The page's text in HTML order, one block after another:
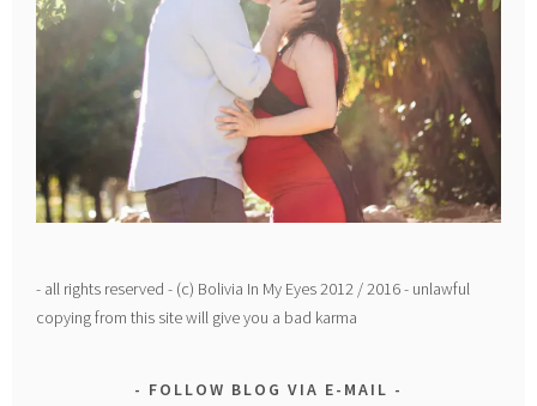
- all rights reserved - (c) Bolivia In My Eyes 2012 / 2016 - unlawful
copying from this site will give you a bad karma
FOLLOW BLOG VIA E-MAIL